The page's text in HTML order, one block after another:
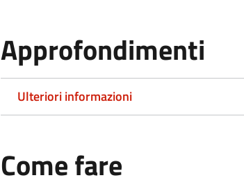
Approfondimenti
Ulteriori informazioni
Come fare